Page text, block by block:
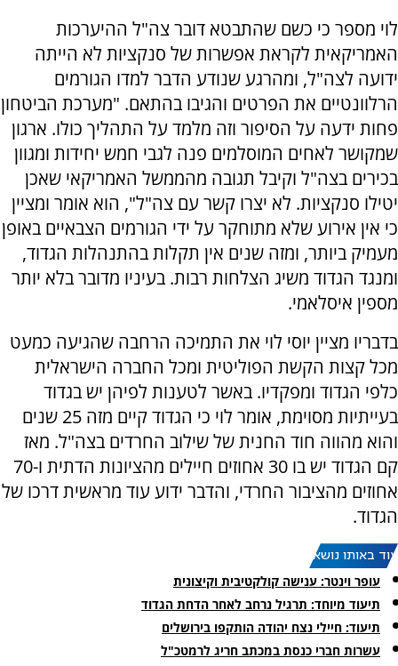
לוי מספר כי כשם שהתבטא דובר צה"ל ההיערכות
האמריקאית לקראת אפשרות של סנקציות לא הייתה
ידועה לצה"ל, ומהרגע שנודע הדבר למדו הגורמים
הרלוונטיים את הפרטים והגיבו בהתאם. "מערכת הביטחון
פחות ידעה על הסיפור וזה מלמד על התהליך כולו. ארגון
שמקושר לאחים המוסלמים פנה לגבי חמש יחידות ומגוון
בכירים בצה"ל וקיבל תגובה מהממשל האמריקאי שאכן
יטילו סנקציות. לא יצרו קשר עם צה"ל", הוא אומר ומציין
כי אין אירוע שלא מתוחקר על ידי הגורמים הצבאיים באופן
מעמיק ביותר, ומזה שנים אין תקלות בהתנהלות הגדוד,
ומנגד הגדוד משיג הצלחות רבות. בעיניו מדובר בלא יותר
מספין איסלאמי.
בדבריו מציין יוסי לוי את התמיכה הרחבה שהגיעה כמעט
מכל קצות הקשת הפוליטית ומכל החברה הישראלית
כלפי הגדוד ומפקדיו. באשר לטענות לפיהן יש בגדוד
בעייתיות מסוימת, אומר לוי כי הגדוד קיים מזה 25 שנים
והוא מהווה חוד החנית של שילוב החרדים בצה"ל. מאז
קם הגדוד יש בו 30 אחוזים חיילים מהציונות הדתית ו-70
אחוזים מהציבור החרדי, והדבר ידוע עוד מראשית דרכו של
הגדוד.
עוד באותו נושא:
עופר וינטר: ענישה קולקטיבית וקיצונית
תיעוד מיוחד: תרגיל נרחב לאחר הדחת הגדוד
תיעוד: חיילי נצח יהודה הותקפו בירושלים
עשרות חברי כנסת במכתב חריג לרמטכ"ל